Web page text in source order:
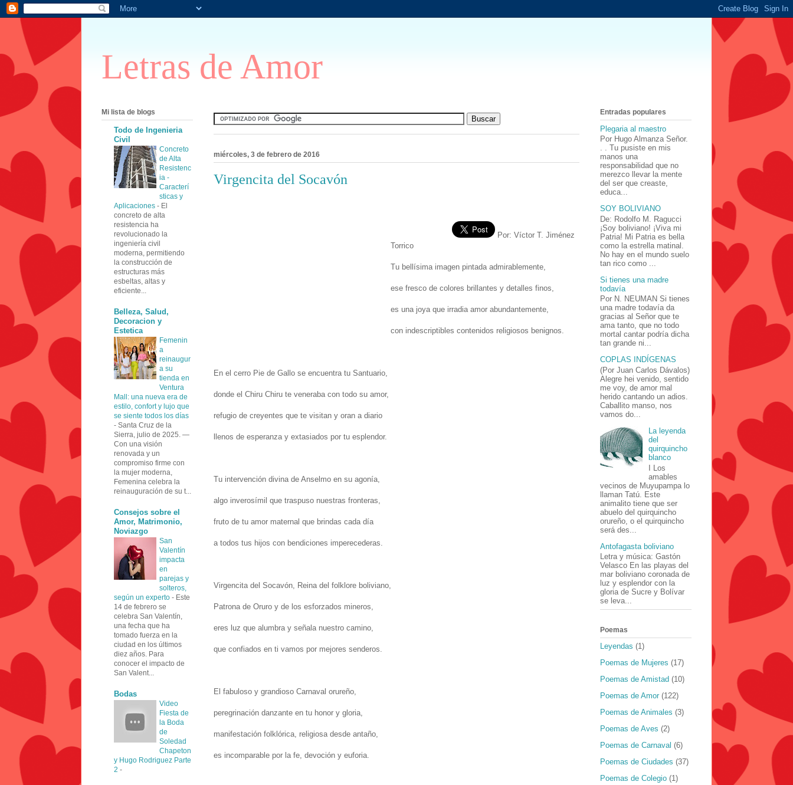
Letras de Amor
miércoles, 3 de febrero de 2016
Virgencita del Socavón
Por: Víctor T. Jiménez
Torrico
Tu bellísima imagen pintada admirablemente,
ese fresco de colores brillantes y detalles finos,
es una joya que irradia amor abundantemente,
con indescriptibles contenidos religiosos benignos.
En el cerro Pie de Gallo se encuentra tu Santuario,
donde el Chiru Chiru te veneraba con todo su amor,
refugio de creyentes que te visitan y oran a diario
llenos de esperanza y extasiados por tu esplendor.
Tu intervención divina de Anselmo en su agonía,
algo inverosímil que traspuso nuestras fronteras,
fruto de tu amor maternal que brindas cada día
a todos tus hijos con bendiciones imperecederas.
Virgencita del Socavón, Reina del folklore boliviano,
Patrona de Oruro y de los esforzados mineros,
eres luz que alumbra y señala nuestro camino,
que confiados en ti vamos por mejores senderos.
El fabuloso y grandioso Carnaval orureño,
peregrinación danzante en tu honor y gloria,
manifestación folklórica, religiosa desde antaño,
es incomparable por la fe, devoción y euforia.
Mi lista de blogs
Todo de Ingenieria
Civil
Concreto
de Alta
Resistenc
ia -
Caracterí
sticas y
Aplicaciones - El
concreto de alta
resistencia ha
revolucionado la
ingeniería civil
moderna, permitiendo
la construcción de
estructuras más
esbeltas, altas y
eficiente...
Belleza, Salud,
Decoracion y
Estetica
Femenin
a
reinaugur
a su
tienda en
Ventura
Mall: una nueva era de
estilo, confort y lujo que
se siente todos los días
- Santa Cruz de la
Sierra, julio de 2025. —
Con una visión
renovada y un
compromiso firme con
la mujer moderna,
Femenina celebra la
reinauguración de su t...
Consejos sobre el
Amor, Matrimonio,
Noviazgo
San
Valentín
impacta
en
parejas y
solteros,
según un experto - Este
14 de febrero se
celebra San Valentín,
una fecha que ha
tomado fuerza en la
ciudad en los últimos
diez años. Para
conocer el impacto de
San Valent...
Bodas
Video
Fiesta de
la Boda
de
Soledad
Chapeton
y Hugo Rodriguez Parte
2 -
Entradas populares
Plegaria al maestro
Por Hugo Almanza Señor.
. . Tu pusiste en mis
manos una
responsabilidad que no
merezco llevar la mente
del ser que creaste,
educa...
SOY BOLIVIANO
De: Rodolfo M. Ragucci
¡Soy boliviano! ¡Viva mi
Patria! Mi Patria es bella
como la estrella matinal.
No hay en el mundo suelo
tan rico como ...
Si tienes una madre
todavía
Por N. NEUMAN Si tienes
una madre todavía da
gracias al Señor que te
ama tanto, que no todo
mortal cantar podría dicha
tan grande ni...
COPLAS INDÍGENAS
(Por Juan Carlos Dávalos)
Alegre hei venido, sentido
me voy, de amor mal
herido cantando un adios.
Caballito manso, nos
vamos do...
La leyenda
del
quirquincho
blanco
I Los
amables
vecinos de Muyupampa lo
llaman Tatú. Este
animalito tiene que ser
abuelo del quirquincho
orureño, o el quirquincho
será des...
Antofagasta boliviano
Letra y música: Gastón
Velasco En las playas del
mar boliviano coronada de
luz y esplendor con la
gloria de Sucre y Bolívar
se leva...
Poemas
Leyendas (1)
Poemas de Mujeres (17)
Poemas de Amistad (10)
Poemas de Amor (122)
Poemas de Animales (3)
Poemas de Aves (2)
Poemas de Carnaval (6)
Poemas de Ciudades (37)
Poemas de Colegio (1)